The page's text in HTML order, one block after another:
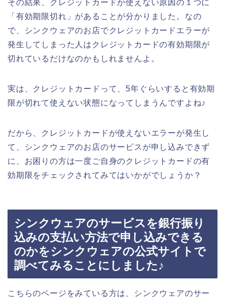
その結果、クレジットカードが使えない原因の１つに
「有効期限切れ」があることが分かりました。なの
で、シンクウェアのお店でクレジットカードエラーが
発生してしまった人はクレジットカードの有効期限が
切れているだけなのかもしれませんよ。
実は、クレジットカードって、5年ぐらいすると有効期
限が切れて使えない状態になってしまうんですよね♪
だから、クレジットカードが使えないエラーが発生し
て、シンクウェアのお店のサービスが申し込みできず
に、お困りの方は一度ご自身のクレジットカードの有
効期限をチェックされてみてはいかがでしょうか？
シンクウェアのサービスを銀行振り
込みの支払い方法で申し込みできる
のかをシンクウェアの公式サイトで
調べてみることにしました♪
こちらのページをみている方は、シンクウェアのサー